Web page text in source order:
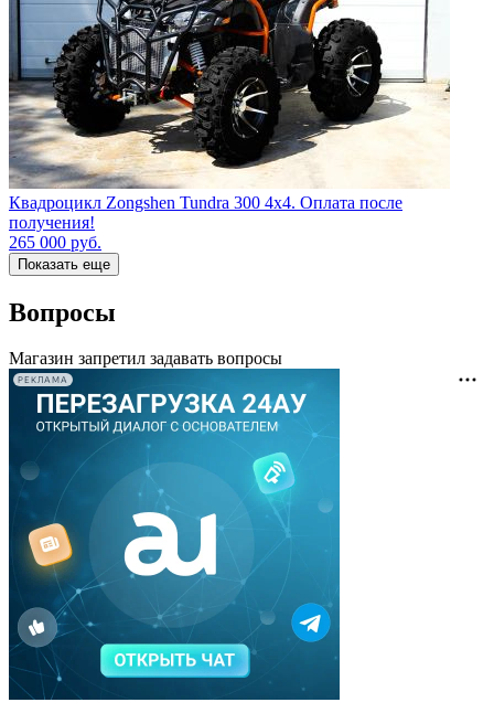
Квадроцикл Zongshen Tundra 300 4х4. Оплата после
получения!
265 000 руб.
Показать еще
Вопросы
Магазин запретил задавать вопросы
РЕКЛАМА